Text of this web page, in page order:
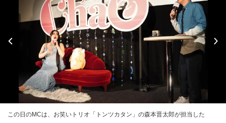
この日のMCは、お笑いトリオ「トンツカタン」の森本晋太郎が担当した